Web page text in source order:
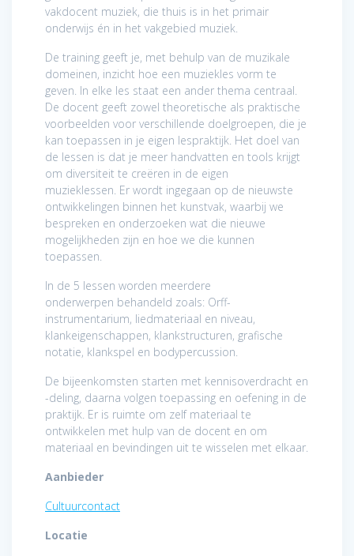
vakdocent muziek, die thuis is in het primair
onderwijs én in het vakgebied muziek.
De training geeft je, met behulp van de muzikale
domeinen, inzicht hoe een muziekles vorm te
geven. In elke les staat een ander thema centraal.
De docent geeft zowel theoretische als praktische
voorbeelden voor verschillende doelgroepen, die je
kan toepassen in je eigen lespraktijk. Het doel van
de lessen is dat je meer handvatten en tools krijgt
om diversiteit te creëren in de eigen
muzieklessen. Er wordt ingegaan op de nieuwste
ontwikkelingen binnen het kunstvak, waarbij we
bespreken en onderzoeken wat die nieuwe
mogelijkheden zijn en hoe we die kunnen
toepassen.
In de 5 lessen worden meerdere
onderwerpen behandeld zoals: Orff-
instrumentarium, liedmateriaal en niveau,
klankeigenschappen, klankstructuren, grafische
notatie, klankspel en bodypercussion.
De bijeenkomsten starten met kennisoverdracht en
-deling, daarna volgen toepassing en oefening in de
praktijk. Er is ruimte om zelf materiaal te
ontwikkelen met hulp van de docent en om
materiaal en bevindingen uit te wisselen met elkaar.
Aanbieder
Cultuurcontact
Locatie